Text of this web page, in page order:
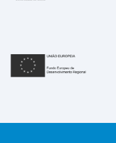
República Portuguesa